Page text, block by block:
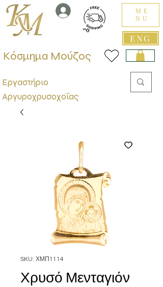
ENG
ME
NU
Εργαστήριο
Αργυροχρυσοχοΐας
Κόσμημα Μούζος
SKU: ΧΜΠ1114
Χρυσό Μενταγιόν